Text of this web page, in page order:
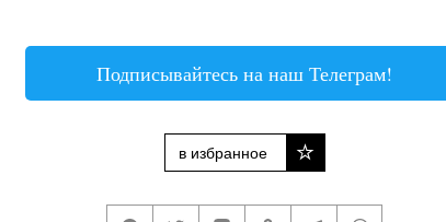
Подписывайтесь на наш Телеграм!
в избранное